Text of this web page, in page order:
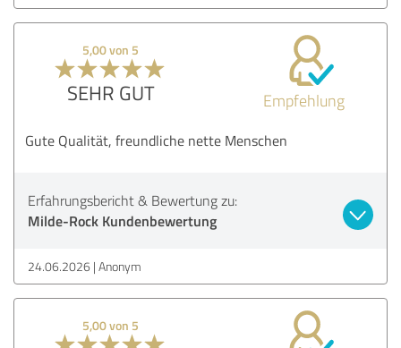
5,00 von 5
SEHR GUT Empfehlung
Gute Qualität, freundliche nette Menschen
Erfahrungsbericht & Bewertung zu:
Milde-Rock Kundenbewertung
24.06.2026 Anonym
5,00 von 5